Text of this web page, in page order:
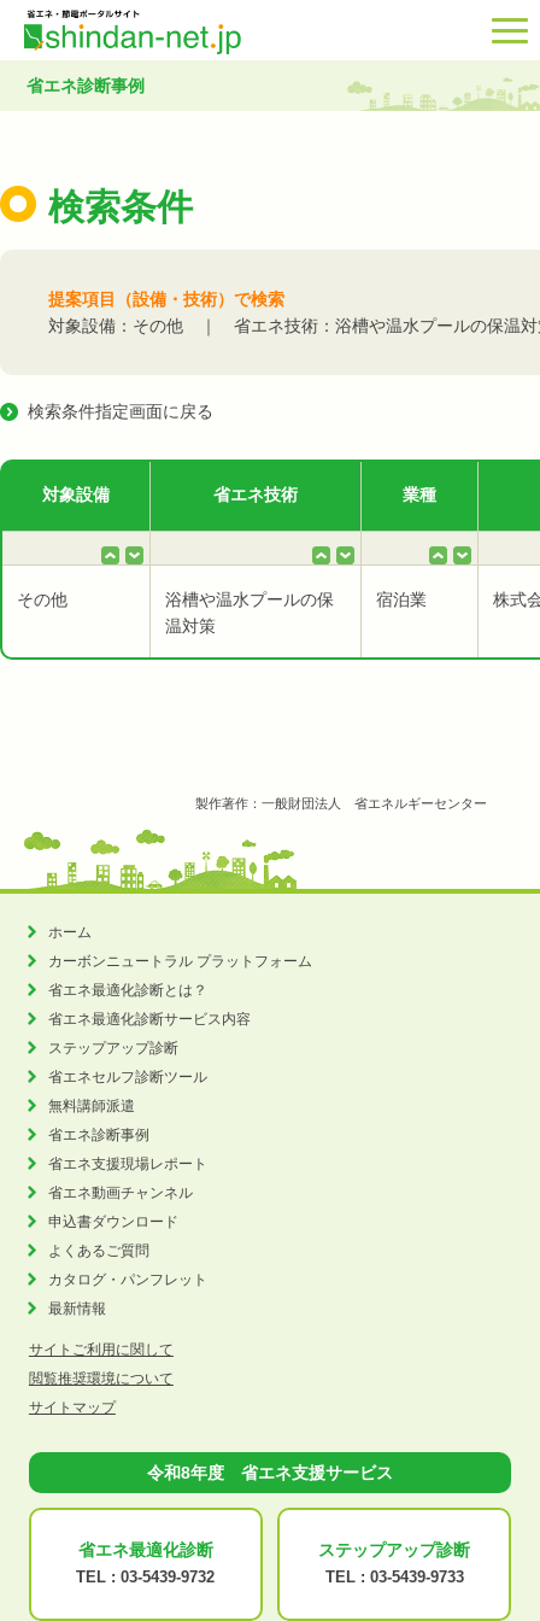
省エネ診断事例
検索条件
提案項目（設備・技術）で検索
対象設備：その他 ｜ 省エネ技術：浴槽や温水プールの保温対
検索条件指定画面に戻る
対象設備 省エネ技術 業種
その他
浴槽や温水プールの保
温対策
宿泊業 株式
製作著作：一般財団法人 省エネルギーセンター
ホーム
カーボンニュートラル プラットフォーム
省エネ最適化診断とは？
省エネ最適化診断サービス内容
ステップアップ診断
省エネセルフ診断ツール
無料講師派遣
省エネ診断事例
省エネ支援現場レポート
省エネ動画チャンネル
申込書ダウンロード
よくあるご質問
カタログ・パンフレット
最新情報
サイトご利用に関して
閲覧推奨環境について
サイトマップ
令和8年度 省エネ支援サービス
省エネ最適化診断
TEL : 03-5439-9732
ステップアップ診断
TEL : 03-5439-9733